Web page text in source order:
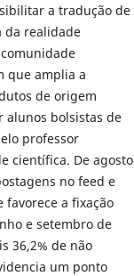
a tradução de
da realidade
que amplia a
de origem
alunos bolsistas de
professor
científica. De agosto
no feed e
a fixação
e setembro de
36,2% de não
um ponto